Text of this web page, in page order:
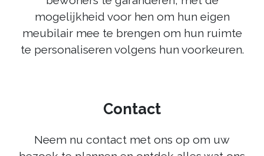
mogelijkheid voor hen om hun eigen
meubilair mee te brengen om hun ruimte
te personaliseren volgens hun voorkeuren.
Contact
Neem nu contact met ons op om uw